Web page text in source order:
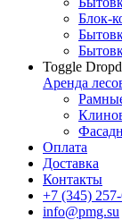
Блок-
Toggle
Аренда
Оплата
Доставка
Контакты
+7 (345)
info@pmg.su